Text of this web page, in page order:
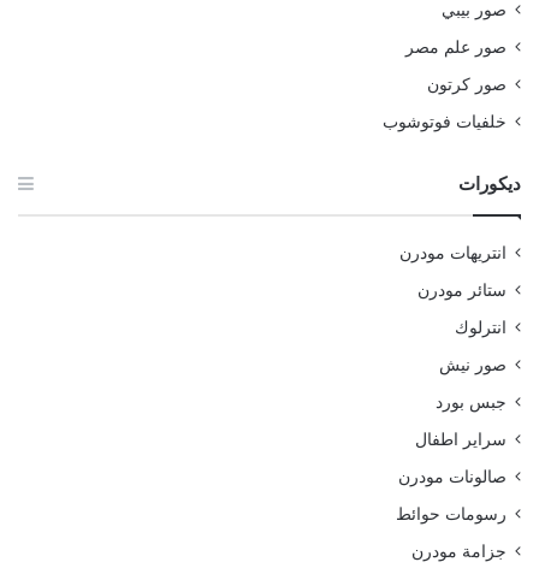
صور بيبي
صور علم مصر
صور كرتون
خلفيات فوتوشوب
ديكورات
انتريهات مودرن
ستائر مودرن
انترلوك
صور نيش
جبس بورد
سراير اطفال
صالونات مودرن
رسومات حوائط
جزامة مودرن